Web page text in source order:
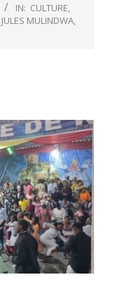
IN: CULTURE,
JULES MULINDWA,